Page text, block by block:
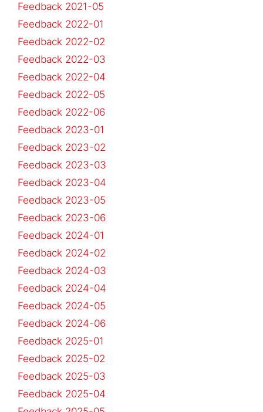
Feedback 2021-05
Feedback 2022-01
Feedback 2022-02
Feedback 2022-03
Feedback 2022-04
Feedback 2022-05
Feedback 2022-06
Feedback 2023-01
Feedback 2023-02
Feedback 2023-03
Feedback 2023-04
Feedback 2023-05
Feedback 2023-06
Feedback 2024-01
Feedback 2024-02
Feedback 2024-03
Feedback 2024-04
Feedback 2024-05
Feedback 2024-06
Feedback 2025-01
Feedback 2025-02
Feedback 2025-03
Feedback 2025-04